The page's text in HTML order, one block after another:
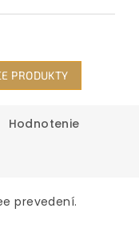
PRODUKTY
Hodnotenie
prevedení.